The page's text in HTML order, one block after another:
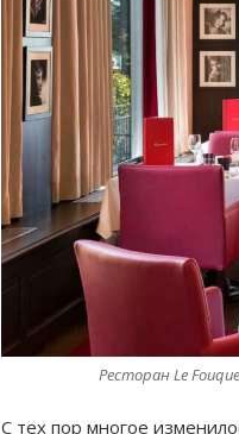
Ресторан Le
С тех пор многое